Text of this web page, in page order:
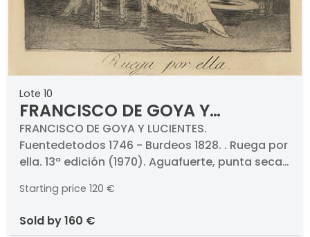
Lote 10
FRANCISCO DE GOYA Y
LUCIENTES - Ruega por ella. 13ª
edición (1970)
FRANCISCO DE GOYA Y LUCIENTES.
Fuentedetodos 1746 - Burdeos 1828. . Ruega por
ella. 13ª edición (1970). Aguafuerte, punta seca
(31). Medidas 208 x 150 mm plancha. Con marca
Pertenece a la serie de Los Caprichos.
Starting price 120 €
sold by160 €